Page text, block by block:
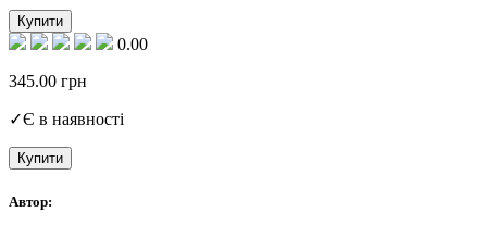
Купити
0.00
345.00 грн
✓Є в наявності
Купити
Автор: